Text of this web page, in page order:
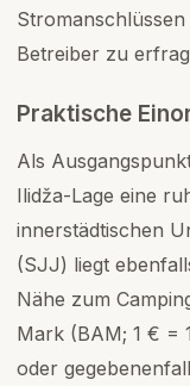
Betreiber zu
Praktische
Als
Ilidža-Lage eine
innerstädtischen
(SJJ) liegt
Nähe zum
Mark (BAM; 1 € =
oder